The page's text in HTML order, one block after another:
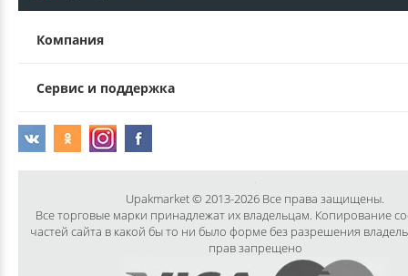
Компания
Сервис и поддержка
Upakmarket © 2013-2026 Все права защищены.
Все торговые марки принадлежат их владельцам. Копирование
частей сайта в какой бы то ни было форме без разрешения
прав запрещено